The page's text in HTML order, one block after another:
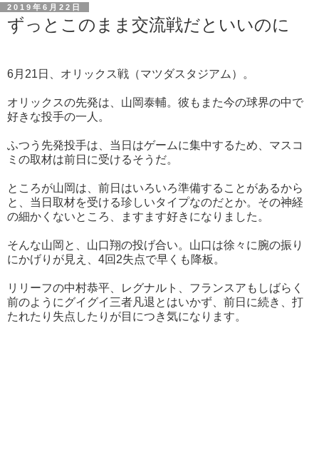
2019年6月22日
ずっとこのまま交流戦だといいのに
6月21日、オリックス戦（マツダスタジアム）。
オリックスの先発は、山岡泰輔。彼もまた今の球界の中で
好きな投手の一人。
ふつう先発投手は、当日はゲームに集中するため、マスコ
ミの取材は前日に受けるそうだ。
ところが山岡は、前日はいろいろ準備することがあるから
と、当日取材を受ける珍しいタイプなのだとか。その神経
の細かくないところ、ますます好きになりました。
そんな山岡と、山口翔の投げ合い。山口は徐々に腕の振り
にかげりが見え、4回2失点で早くも降板。
リリーフの中村恭平、レグナルト、フランスアもしばらく
前のようにグイグイ三者凡退とはいかず、前日に続き、打
たれたり失点したりが目につき気になります。